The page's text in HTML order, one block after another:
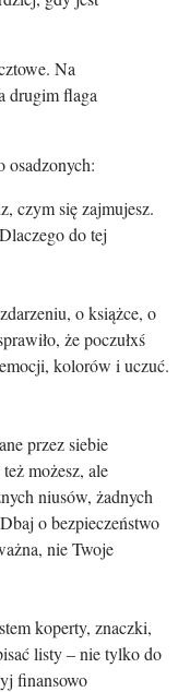
osadzonych:
czym się zajmujesz.
do tej
o książce, o
że poczułxś
kolorów i uczuć.
przez siebie
możesz, ale
niusów, żadnych
o bezpieczeństwo
nie Twoje
koperty, znaczki,
listy – nie tylko do
finansowo